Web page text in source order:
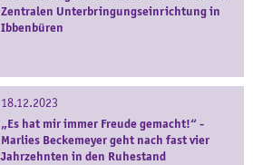
Zentralen Unterbringungseinrichtung in
Ibbenbüren
18.12.2023
„Es hat mir immer Freude gemacht!“ -
Marlies Beckemeyer geht nach fast vier
Jahrzehnten in den Ruhestand